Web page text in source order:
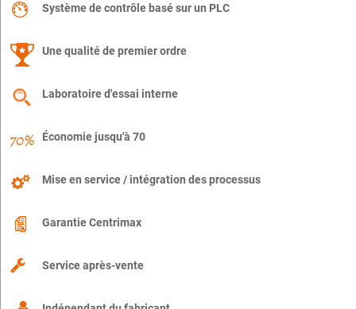
Système de contrôle basé sur un PLC
Une qualité de premier ordre
Laboratoire d'essai interne
Économie jusqu'à 70
Mise en service / intégration des processus
Garantie Centrimax
Service après-vente